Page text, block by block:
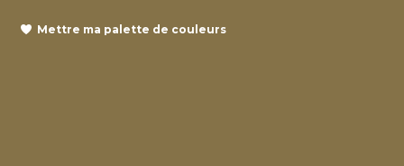
Mettre ma palette de couleurs